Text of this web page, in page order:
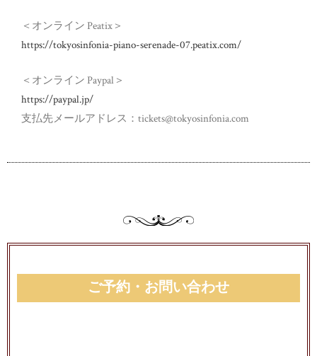
＜オンライン Peatix＞
https://tokyosinfonia-piano-serenade-07.peatix.com/
＜オンライン Paypal＞
https://paypal.jp/
支払先メールアドレス：tickets@tokyosinfonia.com
ご予約・お問い合わせ